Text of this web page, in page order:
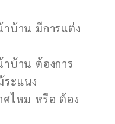
าบ้าน มีการแต่ง
บ้าน ต้องการ
ะแนง
ศไหม หรือ ต้อง